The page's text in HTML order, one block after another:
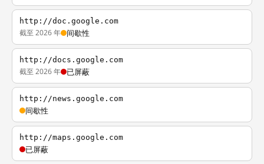
http://doc.google.com
截至 2026 年 间歇性
http://docs.google.com
截至 2026 年 已屏蔽
http://news.google.com
间歇性
http://maps.google.com
已屏蔽